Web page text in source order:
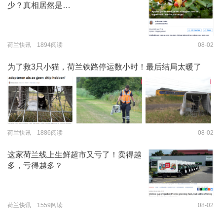
少？真相居然是…
荷兰快讯 1894阅读 08-02
为了救3只小猫，荷兰铁路停运数小时！最后结局太暖了
荷兰快讯 1886阅读 08-02
这家荷兰线上生鲜超市又亏了！卖得越
多，亏得越多？
荷兰快讯 1559阅读 08-02